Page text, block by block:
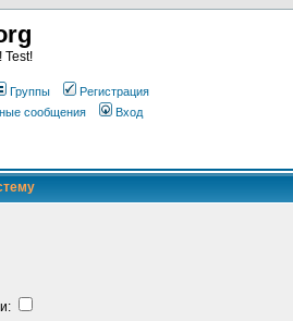
Группы
Регистрация
сообщения Вход